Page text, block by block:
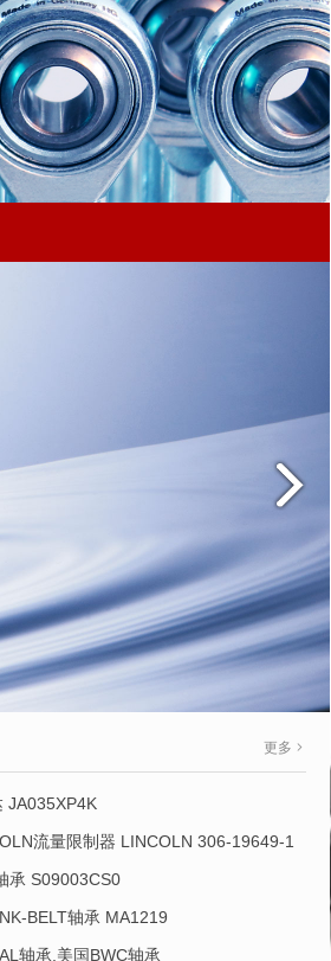
更多
JA035XP4K
流量限制器 LINCOLN 306-19649-1
承 S09003CS0
BELT轴承 MA1219
轴承,美国BWC轴承